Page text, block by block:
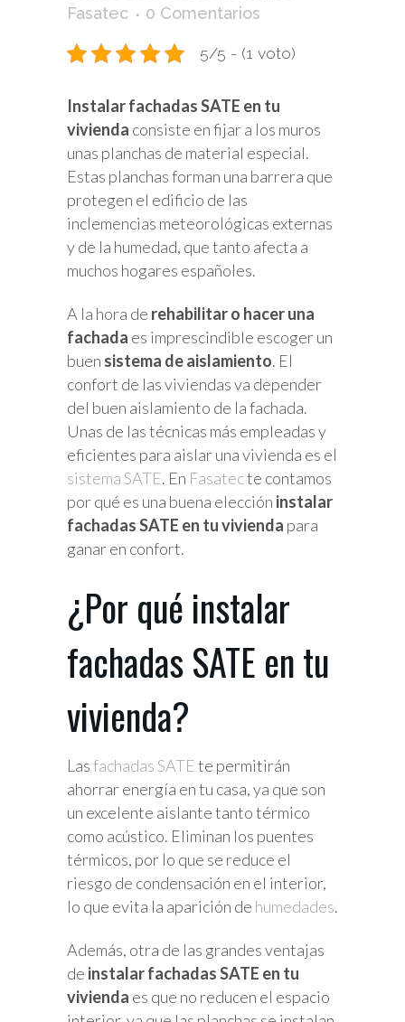
Fasatec
0 Comentarios
5/5 - (1 voto)
Instalar fachadas SATE en tu
vivienda consiste en fijar a los muros
unas planchas de material especial.
Estas planchas forman una barrera que
protegen el edificio de las
inclemencias meteorológicas externas
y de la humedad, que tanto afecta a
muchos hogares españoles.
A la hora de rehabilitar o hacer una
fachada es imprescindible escoger un
buen sistema de aislamiento. El
confort de las viviendas va depender
del buen aislamiento de la fachada.
Unas de las técnicas más empleadas y
eficientes para aislar una vivienda es el
sistema SATE. En Fasatecte contamos
por qué es una buena elección instalar
fachadas SATE en tu vivienda para
ganar en confort.
¿Por qué instalar
fachadas SATE en tu
vivienda?
Lasfachadas SATEte permitirán
ahorrar energía en tu casa, ya que son
un excelente aislante tanto térmico
como acústico. Eliminan los puentes
térmicos, por lo que se reduce el
riesgo de condensación en el interior,
lo que evita la aparición de humedades.
Además, otra de las grandes ventajas
de instalar fachadas SATE en tu
vivienda es que no reducen el espacio